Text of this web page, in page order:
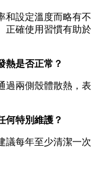
和設定溫度而略有不
正確使用習慣有助於
熱是否正常？
過兩側殼體散熱，表
何特別維護？
議每年至少清潔一次